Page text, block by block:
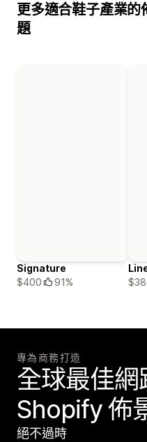
更多適合鞋子產業的
題
Signature
$400
91%
專為商務打造
全球最佳網
Shopify 佈
絕不過時